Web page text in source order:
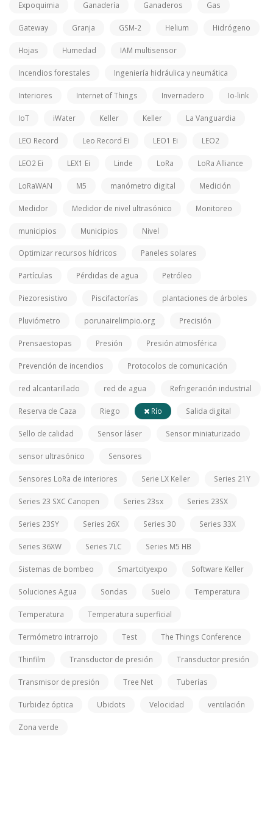
Expoquimia Ganadería Ganaderos Gas
Gateway Granja GSM-2 Helium Hidrógeno
Hojas Humedad IAM multisensor
Incendios forestales Ingeniería hidráulica y neumática
Interiores Internet of Things Invernadero Io-link
IoT iWater Keller Keller La Vanguardia
LEO Record Leo Record Ei LEO1 Ei LEO2
LEO2 Ei LEX1 Ei Linde LoRa LoRa Alliance
LoRaWAN M5 manómetro digital Medición
Medidor Medidor de nivel ultrasónico Monitoreo
municipios Municipios Nivel
Optimizar recursos hídricos Paneles solares
Partículas Pérdidas de agua Petróleo
Piezoresistivo Piscifactorías plantaciones de árboles
Pluviómetro porunairelimpio.org Precisión
Prensaestopas Presión Presión atmosférica
Prevención de incendios Protocolos de comunicación
red alcantarillado red de agua Refrigeración industrial
Reserva de Caza Riego Río Salida digital
Sello de calidad Sensor láser Sensor miniaturizado
sensor ultrasónico Sensores
Sensores LoRa de interiores Serie LX Keller Series 21Y
Series 23 SXC Canopen Series 23sx Series 23SX
Series 23SY Series 26X Series 30 Series 33X
Series 36XW Series 7LC Series M5 HB
Sistemas de bombeo Smartcityexpo Software Keller
Soluciones Agua Sondas Suelo Temperatura
Temperatura Temperatura superficial
Termómetro intrarrojo Test The Things Conference
Thinfilm Transductor de presión Transductor presión
Transmisor de presión Tree Net Tuberías
Turbidez óptica Ubidots Velocidad ventilación
Zona verde